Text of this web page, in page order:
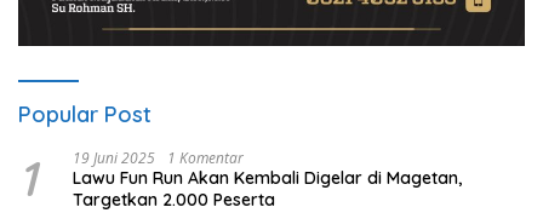
Popular Post
1 19 Juni 2025 1 Komentar
Lawu Fun Run Akan Kembali Digelar di Magetan,
Targetkan 2.000 Peserta